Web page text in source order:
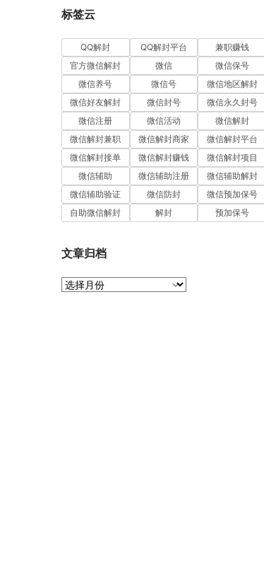
标签云
QQ解封 QQ解封平台
兼职赚钱
官方微信解封
微信
微信保号
微信养号
微信号
微信地区解封
微信好友解封
微信封号
微信永久封号
微信注册
微信活动
微信解封
微信解封兼职
微信解封商家
微信解封平台
微信解封接单
微信解封赚钱
微信解封项目
微信辅助
微信辅助注册
微信辅助解封
微信辅助验证
微信防封
微信预加保号
自助微信解封
解封 预加保号
文章归档
文